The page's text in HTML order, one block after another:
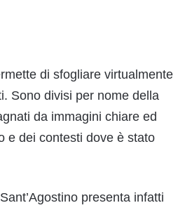
di sfogliare virtualmente
Sono divisi per nome della
da immagini chiare ed
e dei contesti dove è stato
presenta infatti